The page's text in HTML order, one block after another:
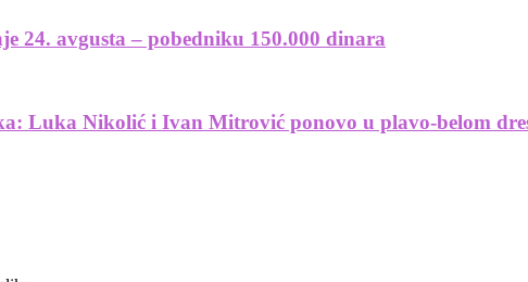
24. avgusta – pobedniku 150.000 dinara
Luka Nikolić i Ivan Mitrović ponovo u plavo-belom